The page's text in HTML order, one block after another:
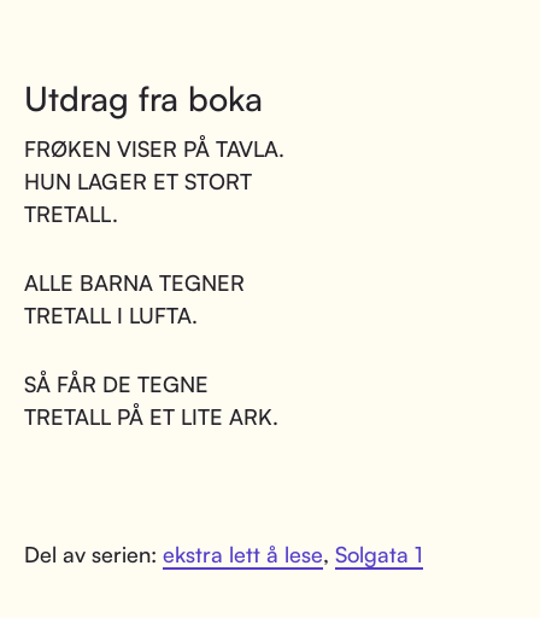
Utdrag fra boka
FRØKEN VISER PÅ TAVLA.
HUN LAGER ET STORT
TRETALL.
ALLE BARNA TEGNER
TRETALL I LUFTA.
SÅ FÅR DE TEGNE
TRETALL PÅ ET LITE ARK.
Del av serien: ekstra lett å lese, Solgata 1